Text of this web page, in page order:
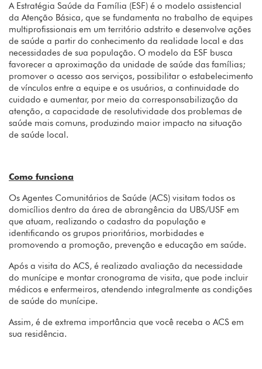
A Estratégia Saúde da Família (ESF) é o modelo assistencial
da Atenção Básica, que se fundamenta no trabalho de equipes
multiprofissionais em um território adstrito e desenvolve ações
de saúde a partir do conhecimento da realidade local e das
necessidades de sua população. O modelo da ESF busca
favorecer a aproximação da unidade de saúde das famílias;
promover o acesso aos serviços, possibilitar o estabelecimento
de vínculos entre a equipe e os usuários, a continuidade do
cuidado e aumentar, por meio da corresponsabilização da
atenção, a capacidade de resolutividade dos problemas de
saúde mais comuns, produzindo maior impacto na situação
de saúde local.
Como funciona
Os Agentes Comunitários de Saúde (ACS) visitam todos os
domicílios dentro da área de abrangência da UBS/USF em
que atuam, realizando o cadastro da população e
identificando os grupos prioritários, morbidades e
promovendo a promoção, prevenção e educação em saúde.
Após a visita do ACS, é realizado avaliação da necessidade
do munícipe e montar cronograma de visita, que pode incluir
médicos e enfermeiros, atendendo integralmente as condições
de saúde do munícipe.
Assim, é de extrema importância que você receba o ACS em
sua residência.